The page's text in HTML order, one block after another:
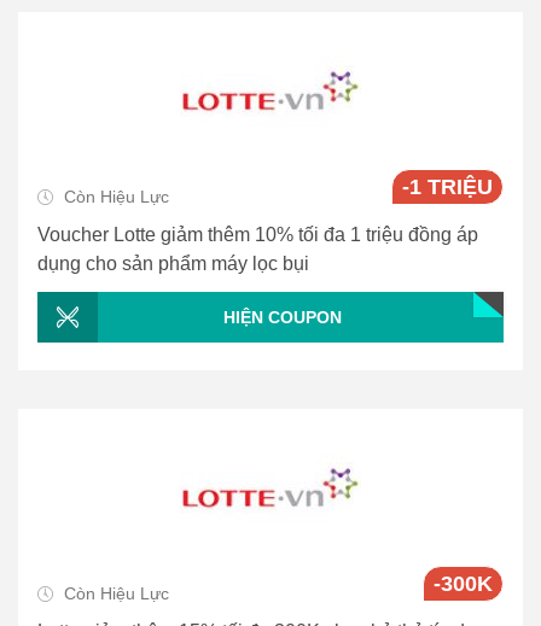
Còn Hiệu Lực -1 TRIỆU
Voucher Lotte giảm thêm 10% tối đa 1 triệu đồng áp
dụng cho sản phẩm máy lọc bụi
HIỆN COUPON
Còn Hiệu Lực -300K